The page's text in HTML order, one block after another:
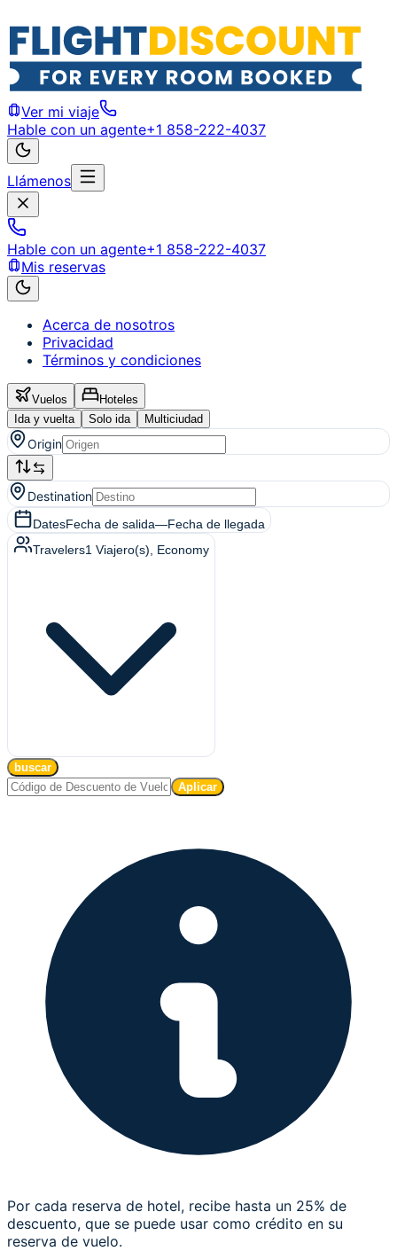
Ver mi viaje
Hable con un agente+1 858-222-4037
Llámenos
Hable con un agente+1 858-222-4037
Mis reservas
Acerca de nosotros
Privacidad
Términos y condiciones
Vuelos
Hoteles
Ida y vuelta
Solo ida Multiciudad
Origin
Destination
DatesFecha de salida—Fecha de llegada
Travelers1 Viajero(s) , Economy
buscar
Aplicar
Por cada reserva de hotel, recibe hasta un 25% de
descuento, que se puede usar como crédito en su
reserva de vuelo.